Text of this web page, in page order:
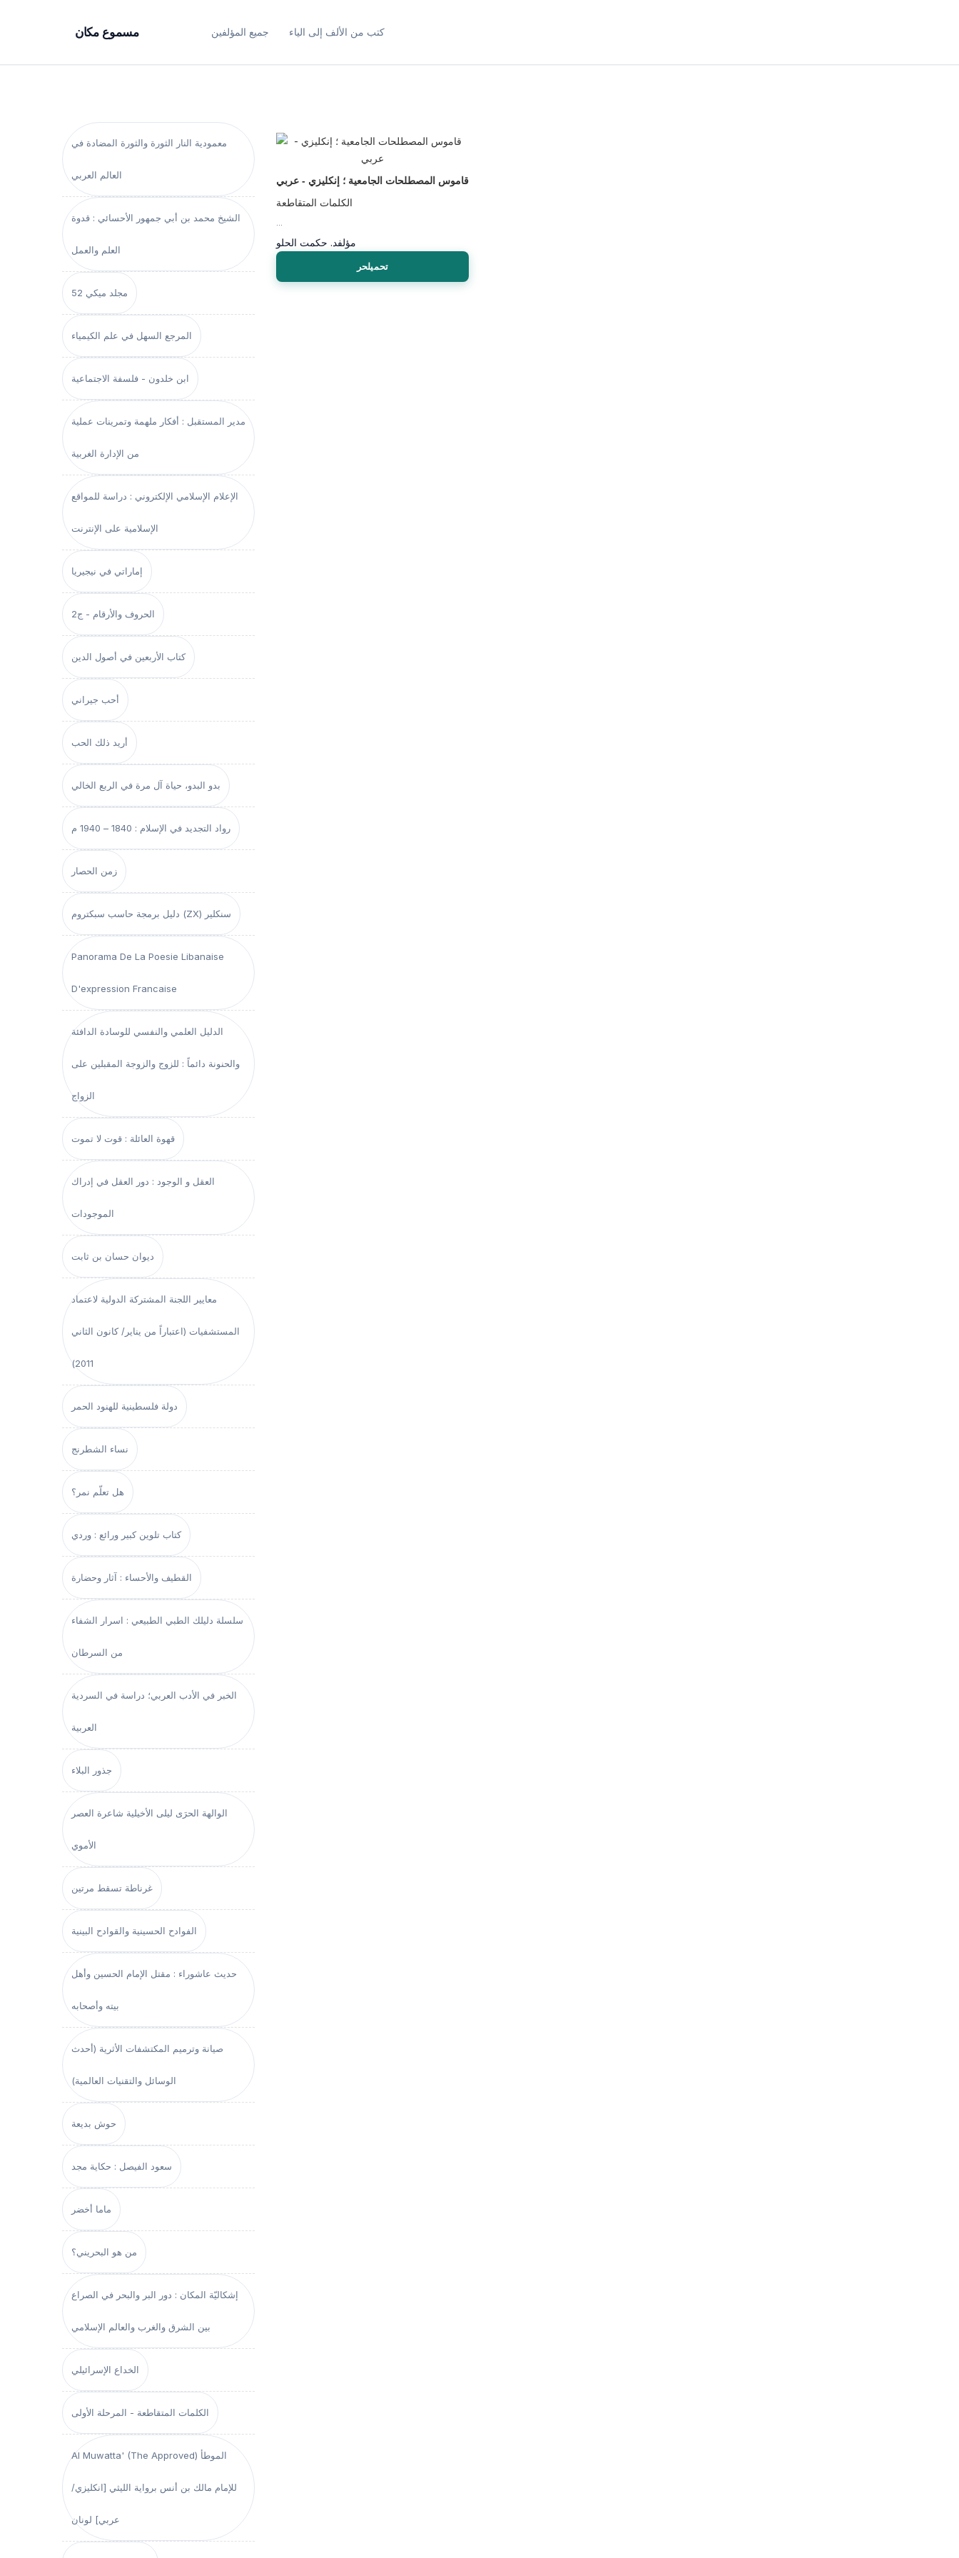
مسموع مكان جميع المؤلفين كتب من الألف إلى الياء
معمودية النار الثورة والثورة المضادة في
العالم العربي
الشيخ محمد بن أبي جمهور الأحسائي : قدوة
العلم والعمل
مجلد ميكي 52
المرجع السهل في علم الكيمياء
ابن خلدون - فلسفة الاجتماعية
مدير المستقبل : أفكار ملهمة وتمرينات عملية
من الإدارة الغربية
الإعلام الإسلامي الإلكتروني : دراسة للمواقع
الإسلامية على الإنترنت
إماراتي في نيجيريا
الحروف والأرقام - ج2
كتاب الأربعين في أصول الدين
أحب جيراني
أريد ذلك الحب
بدو البدو، حياة آل مرة في الربع الخالي
رواد التجديد في الإسلام : 1840 – 1940 م
زمن الحصار
دليل برمجة حاسب سبكتروم (ZX) سنكلير
Panorama De La Poesie Libanaise
D'expression Francaise
الدليل العلمي والنفسي للوسادة الدافئة
والحنونة دائماً : للزوج والزوجة المقبلين على
الزواج
قهوة العائلة : قوت لا تموت
العقل و الوجود : دور العقل في إدراك
الموجودات
ديوان حسان بن ثابت
معايير اللجنة المشتركة الدولية لاعتماد
المستشفيات (اعتباراً من يناير/ كانون الثاني
2011)
دولة فلسطينية للهنود الحمر
نساء الشطرنج
هل تعلّم نمر؟
كتاب تلوين كبير ورائع : وردي
القطيف والأحساء : آثار وحضارة
سلسلة دليلك الطبي الطبيعي : اسرار الشفاء
من السرطان
الخبر في الأدب العربي؛ دراسة في السردية
العربية
جذور البلاء
الوالهة الحرَى ليلى الأخيلية شاعرة العصر
الأموي
غرناطة تسقط مرتين
الفوادح الحسينية والقوادح البينية
حديث عاشوراء : مقتل الإمام الحسين وأهل
بيته وأصحابه
صيانة وترميم المكتشفات الأثرية (أحدث
الوسائل والتقنيات العالمية)
حوش بديعة
سعود الفيصل : حكاية مجد
ماما أخضر
من هو البحريني؟
إشكاليّة المكان : دور البر والبحر في الصراع
بين الشرق والغرب والعالم الإسلامي
الخداع الإسرائيلي
الكلمات المتقاطعة - المرحلة الأولى
Al Muwatta' (The Approved) الموطأ
للإمام مالك بن أنس برواية الليثي [انكليزي/
عربي] لونان
قاموس المصطلحات الجامعية ؛ إنكليزي - عربي
الكلمات المتقاطعة
مؤلفد. حكمت الحلو
تحميلحر